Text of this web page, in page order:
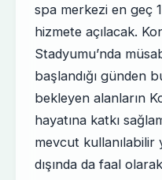
spa merkezi en geç
hizmete açılacak.
Stadyumu’nda
başlandığı günden
bekleyen alanların
hayatına katkı
mevcut
dışında da faal